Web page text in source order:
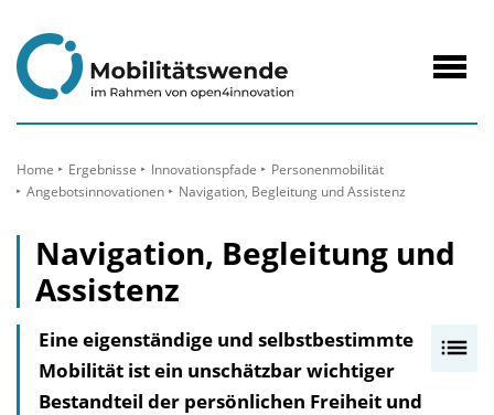
Inhalt
Home Ergebnisse Innovationspfade
Personenmobilität
Angebotsinnovationen
Navigation, Begleitung und Assistenz
Navigation, Begleitung und
Assistenz
Eine eigenständige und selbstbestimmte
Mobilität ist ein unschätzbar wichtiger
Bestandteil der persönlichen Freiheit und